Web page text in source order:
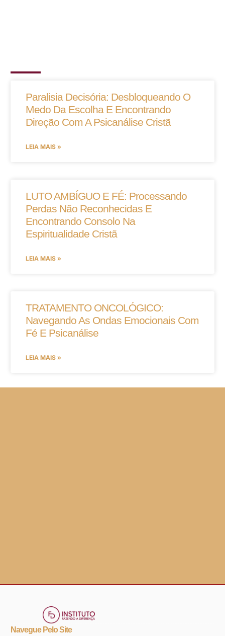
Paralisia Decisória: Desbloqueando O
Medo Da Escolha E Encontrando
Direção Com A Psicanálise Cristã
LEIA MAIS »
LUTO AMBÍGUO E FÉ: Processando
Perdas Não Reconhecidas E
Encontrando Consolo Na
Espiritualidade Cristã
LEIA MAIS »
TRATAMENTO ONCOLÓGICO:
Navegando As Ondas Emocionais Com
Fé E Psicanálise
LEIA MAIS »
Navegue Pelo Site